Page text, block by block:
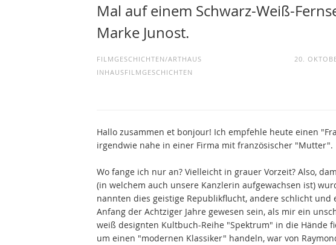
Mal auf einem Schwarz-Weiß-
Marke Junost.
FILMGESCHICHTEN/ARTHAUS
INHAUSFILMGESCHICHTEN
20.
Hallo zusammen et bonjour! Ich empfehle heute einen
irgendwie nahe in einer Firma mit französischer "Mutter".
Wo fange ich nur an? Vielleicht in grauer Vorzeit? Also,
(in welchem auch unsere Kanzlerin aufgewachsen ist)
nannten dies geistige Republikflucht, andere schlicht und
Anfang der Achtziger Jahre gewesen sein, als mir ein
weiß designten Kultbuch-Reihe "Spektrum" in die Hände
um einen "modernen Klassiker" handeln, war von